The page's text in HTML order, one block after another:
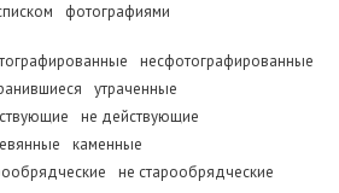
фотографиями
несфотографированные
утраченные
не действующие
каменные
не старообрядческие